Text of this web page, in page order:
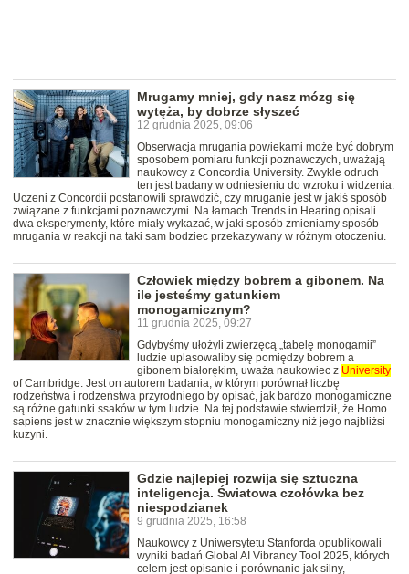
Mrugamy mniej, gdy nasz mózg się
wytęża, by dobrze słyszeć
12 grudnia 2025, 09:06
Obserwacja mrugania powiekami może być dobrym
sposobem pomiaru funkcji poznawczych, uważają
naukowcy z Concordia University. Zwykle odruch
ten jest badany w odniesieniu do wzroku i widzenia.
Uczeni z Concordii postanowili sprawdzić, czy mruganie jest w jakiś sposób
związane z funkcjami poznawczymi. Na łamach Trends in Hearing opisali
dwa eksperymenty, które miały wykazać, w jaki sposób zmieniamy sposób
mrugania w reakcji na taki sam bodziec przekazywany w różnym otoczeniu.
Człowiek między bobrem a gibonem. Na
ile jesteśmy gatunkiem
monogamicznym?
11 grudnia 2025, 09:27
Gdybyśmy ułożyli zwierzęcą „tabelę monogamii”
ludzie uplasowaliby się pomiędzy bobrem a
gibonem białorękim, uważa naukowiec z University
of Cambridge. Jest on autorem badania, w którym porównał liczbę
rodzeństwa i rodzeństwa przyrodniego by opisać, jak bardzo monogamiczne
są różne gatunki ssaków w tym ludzie. Na tej podstawie stwierdził, że Homo
sapiens jest w znacznie większym stopniu monogamiczny niż jego najbliżsi
kuzyni.
Gdzie najlepiej rozwija się sztuczna
inteligencja. Światowa czołówka bez
niespodzianek
9 grudnia 2025, 16:58
Naukowcy z Uniwersytetu Stanforda opublikowali
wyniki badań Global AI Vibrancy Tool 2025, których
celem jest opisanie i porównanie jak silny,